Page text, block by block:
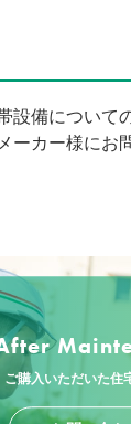
設備について
ーカー様にお
ご購入いただいた住